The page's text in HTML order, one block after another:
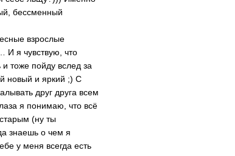
бессменный
взрослые
И я чувствую, что
тоже пойду вслед за
новый и яркий ;) С
друг друга всем
я понимаю, что всё
(ну ты
знаешь о чем я
у меня всегда есть